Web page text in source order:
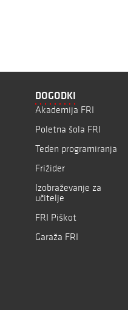
DOGODKI
Akademija FRI
Poletna šola FRI
Teden programiranja
Frižider
Izobraževanje za
učitelje
FRI Piškot
Garaža FRI